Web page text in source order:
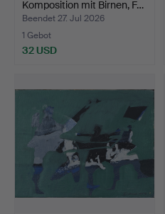
Komposition mit Birnen, F…
Beendet 27. Jul 2026
1 Gebot
32 USD